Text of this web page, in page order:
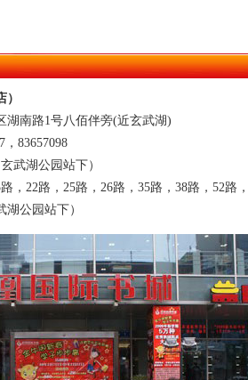
湖南路1号八佰伴旁(近玄武湖)
，83657098
武湖公园站下）
，22路，25路，26路，35路，38路，52路
湖公园站下）